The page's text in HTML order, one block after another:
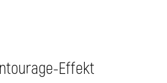
Effekt